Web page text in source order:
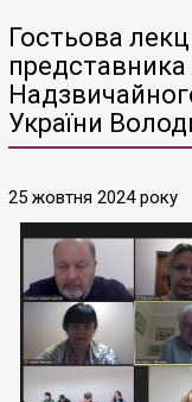
Гостьова
України
25 жовтня 2024 року